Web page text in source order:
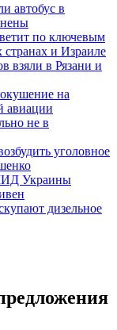
автобус в
по ключевым
странах и Израиле
взяли в Рязани и
на
авиации
не в
уголовное
Украины
дизельное